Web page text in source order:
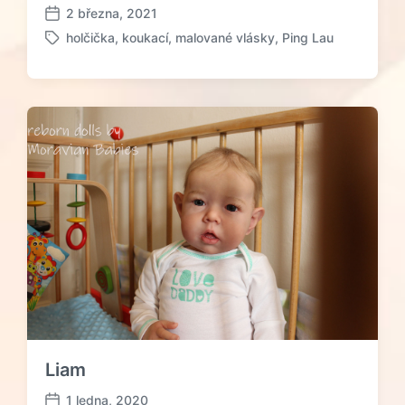
D
a
u
ř
í
s
v
k
u
2 března, 2021
O
n
a
e
n
o
t
a
g
e
m
:
holčička, koukací, malované vlásky, Ping Lau
Liam
1 ledna, 2020